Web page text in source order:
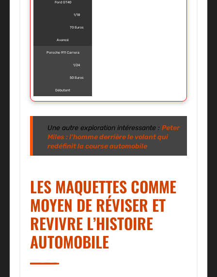
Ford GT40
1/18
70 Euros
Avancé
Porsche 911 Carrera
1/24
50 Euros
Débutant
Une autre exploration intéressante : Peter
Miles : l’homme derrière le volant qui
redéfinit la course automobile
LES MAQUETTES COMME
MOYEN DE RÉVISER ET
REVIVRE L’HISTOIRE
AUTOMOBILE